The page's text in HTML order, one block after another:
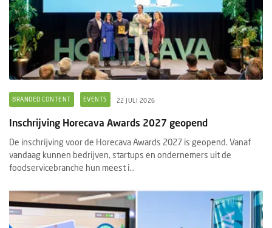
BRANDED CONTENT EVENTS 22 JULI 2026
Inschrijving Horecava Awards 2027 geopend
De inschrijving voor de Horecava Awards 2027 is geopend. Vanaf
vandaag kunnen bedrijven, startups en ondernemers uit de
foodservicebranche hun meest i...